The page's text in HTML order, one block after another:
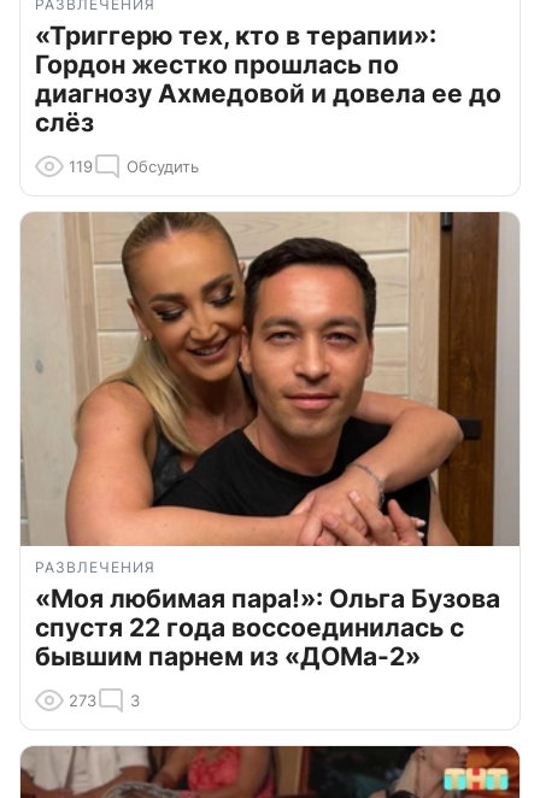
РАЗВЛЕЧЕНИЯ
«Триггерю тех, кто в терапии»:
Гордон жестко прошлась по
диагнозу Ахмедовой и довела ее до
слёз
119 Обсудить
РАЗВЛЕЧЕНИЯ
«Моя любимая пара!»: Ольга Бузова
спустя 22 года воссоединилась с
бывшим парнем из «ДОМа-2»
273 3